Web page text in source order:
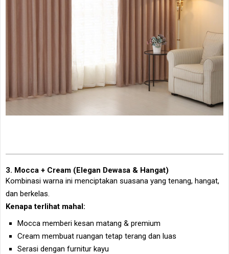
3. Mocca + Cream (Elegan Dewasa & Hangat)
Kombinasi warna ini menciptakan suasana yang tenang, hangat,
dan berkelas.
Kenapa terlihat mahal:
Mocca memberi kesan matang & premium
Cream membuat ruangan tetap terang dan luas
Serasi dengan furnitur kayu